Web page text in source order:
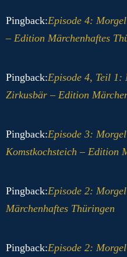
Pingback:Episode 4:
– Edition Märchenhaftes
Pingback:Episode 4, Teil 1:
Zirkusbär – Edition
Pingback:Episode 3:
Komstkochsteich – Edition
Pingback:Episode 2:
Märchenhaftes Thüringen
Pingback:Episode 2: